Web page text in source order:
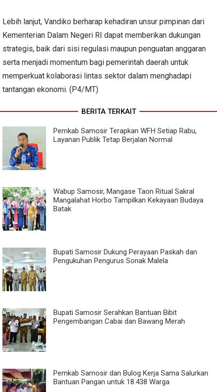
Lebih lanjut, Vandiko berharap kehadiran unsur pimpinan dari
Kementerian Dalam Negeri RI dapat memberikan dukungan
strategis, baik dari sisi regulasi maupun penguatan anggaran
serta menjadi momentum bagi pemerintah daerah untuk
memperkuat kolaborasi lintas sektor dalam menghadapi
tantangan ekonomi. (P4/MT)
BERITA TERKAIT
Pemkab Samosir Terapkan WFH Setiap Rabu,
Layanan Publik Tetap Berjalan Normal
Wabup Samosir, Mangase Taon Ritual Sakral
Mangalahat Horbo Tampilkan Kekayaan Budaya
Batak
Bupati Samosir Dukung Perayaan Paskah dan
Pengukuhan Pengurus Sonak Malela
Bupati Samosir Serahkan Bantuan Bibit
Pengembangan Cabai dan Bawang Merah
Pemkab Samosir dan Bulog Kerja Sama Salurkan
Bantuan Pangan untuk 18.438 Warga